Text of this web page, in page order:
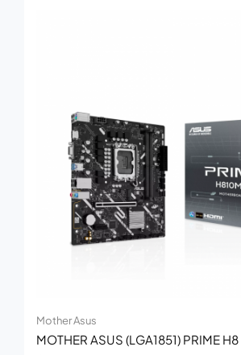
Mother Asus
MOTHER ASUS (LGA1851) PRIME H8